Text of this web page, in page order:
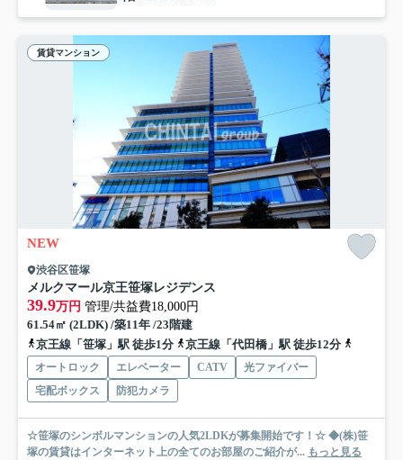
賃貸マンション
NEW
渋谷区笹塚
メルクマール京王笹塚レジデンス
39.9万円 管理/共益費18,000円
61.54㎡ (2LDK) /築11年 /23階建
京王線「笹塚」駅 徒歩1分
京王線「代田橋」駅 徒歩12分
オートロック エレベーター CATV
光ファイバー
宅配ボックス
防犯カメラ
☆笹塚のシンボルマンションの人気2LDKが募集開始です！☆ ◆(株)笹
塚の賃貸はインターネット上の全てのお部屋のご紹介が... もっと見る